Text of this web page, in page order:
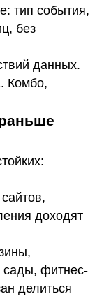
тип события,
без
данных.
Комбо,
доходят
сады, фитнес-
делиться